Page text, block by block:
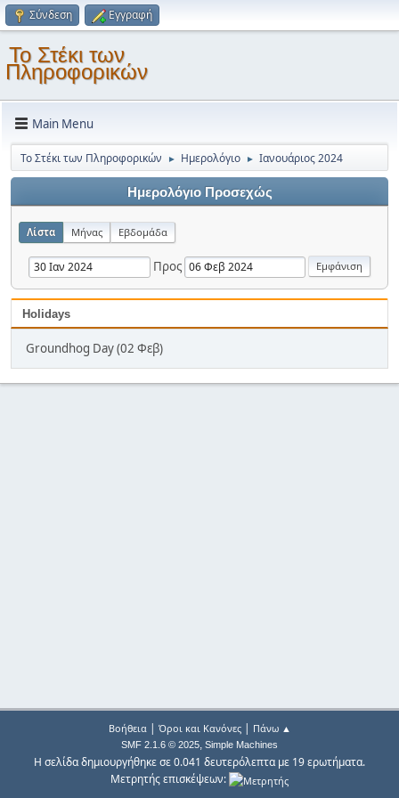
Σύνδεση Εγγραφή
Το Στέκι των
Πληροφορικών
Main Menu
Το Στέκι των Πληροφορικών ► Ημερολόγιο ► Ιανουάριος 2024
Ημερολόγιο Προσεχώς
Λίστα Μήνας Εβδομάδα
Προς
Holidays
Groundhog Day (02 Φεβ)
Βοήθεια| Όροι και Κανόνες| Πάνω ▲
SMF 2.1.6 © 2025, Simple Machines
Η σελίδα δημιουργήθηκε σε 0.041 δευτερόλεπτα με 19 ερωτήματα.
Μετρητής επισκέψεων: